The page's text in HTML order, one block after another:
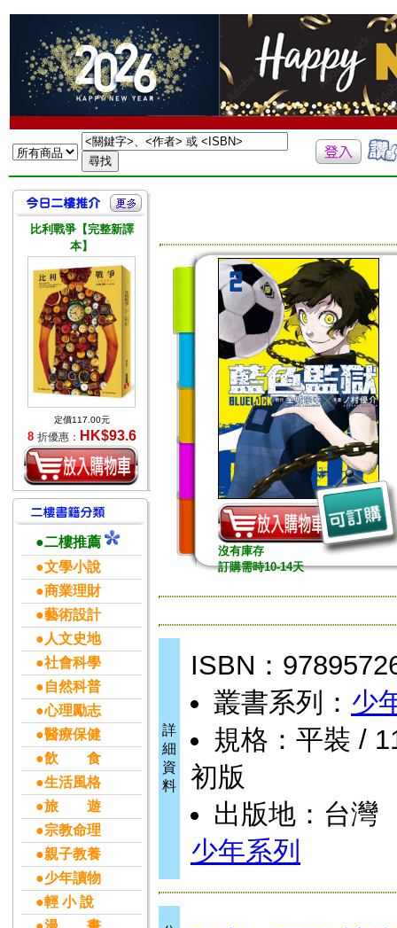
比利戰爭【完整新譯
本】
定價117.00元
8 折優惠： HK$93.6
●二樓推薦
●文學小說
●商業理財
●藝術設計
●人文史地
●社會科學
●自然科普
●心理勵志
●醫療保健
●飲 食
●生活風格
●旅 遊
●宗教命理
●親子教養
●少年讀物
●輕 小 說
沒有庫存
訂購需時10-14天
詳
細
資
料
ISBN：
叢書系列： 少
規格：平裝 /
初版
出版地：台灣
少年系列